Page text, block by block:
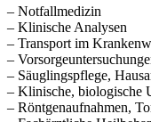
– Notfallmedizin
– Klinische Analysen
– Transport im
–
– Säuglingspflege,
– Klinische, biologische
– Röntgenaufnahmen,